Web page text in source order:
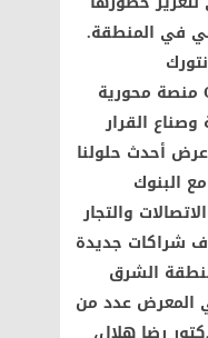
في المنطقة.
إنترناشيونال: "يمثل Cairo ICT منصة محورية
القرار
عرض أحدث حلولنا
البنوك
والتجار
شراكات جديدة
الشرق
المعرض عدد من